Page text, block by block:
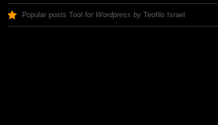
Popular posts Tool for Wordpress by Teofilo Israel